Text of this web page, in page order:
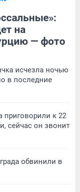
на
— фото
исчезла ночью
в последние
приговорили к 22
сейчас он звонит
обвинили в